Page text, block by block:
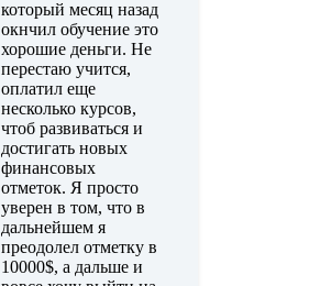
который месяц назад
окнчил обучение это
хорошие деньги. Не
перестаю учится,
оплатил еще
несколько курсов,
чтоб развиваться и
достигать новых
финансовых
отметок. Я просто
уверен в том, что в
дальнейшем я
преодолел отметку в
10000$, а дальше и